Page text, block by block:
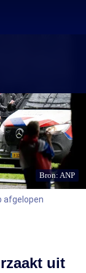
Bron: ANP
afgelopen
uit